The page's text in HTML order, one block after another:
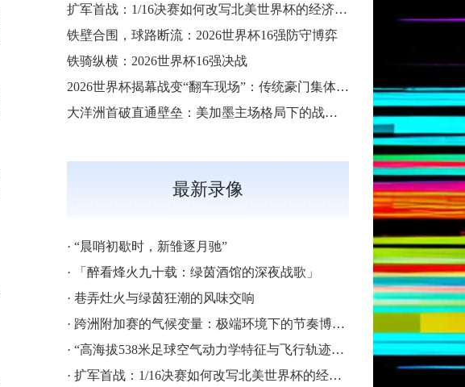
扩军首战：1/16决赛如何改写北美世界杯的经济版图
铁壁合围，球路断流：2026世界杯16强防守博弈
铁骑纵横：2026世界杯16强决战
2026世界杯揭幕战变“翻车现场”：传统豪门集体遇险
大洋洲首破直通壁垒：美加墨主场格局下的战术体系重构
最新录像
· “晨哨初歇时，新雏逐月驰”
·
「醉看烽火九十载：绿茵酒馆的深夜战歌」
· 巷弄灶火与绿茵狂潮的风味交响
· 跨洲附加赛的气候变量：极端环境下的节奏博弈与战术自适应
· “高海拔538米足球空气动力学特征与飞行轨迹调控机制——以2026世界杯BBVA球场为实证场景”
· 扩军首战：1/16决赛如何改写北美世界杯的经济版图